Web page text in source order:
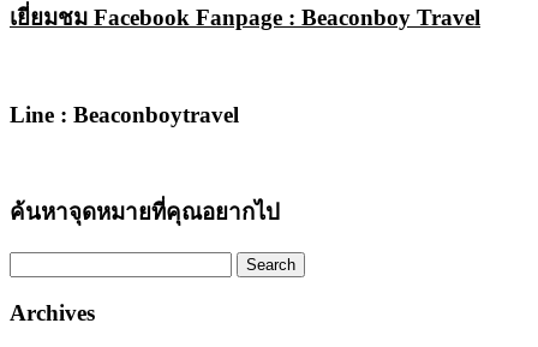
เยี่ยมชม Facebook Fanpage : Beaconboy Travel
Line : Beaconboytravel
ค้นหาจุดหมายที่คุณอยากไป
for:
Archives